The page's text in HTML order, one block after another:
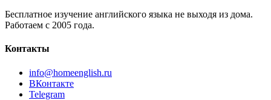
Бесплатное изучение английского языка не выходя из дома.
Работаем с 2005 года.
Контакты
info@homeenglish.ru
ВКонтакте
Telegram